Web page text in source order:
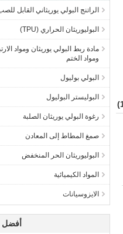
الراتنج البولي يوريثاني القابل
البوليوريثان الحراري (TPU)
مادة ربط البولي يوريثان ومواد
ومواد الختم
البولي بوليول
البوليستر البوليول
رغوة البولي يوريثان الصلبة
صمغ المطاط إلى المعادن
البوليوريثان الحر المنخفض
المواد الكيميائية
الايزوسيانات
أفضل